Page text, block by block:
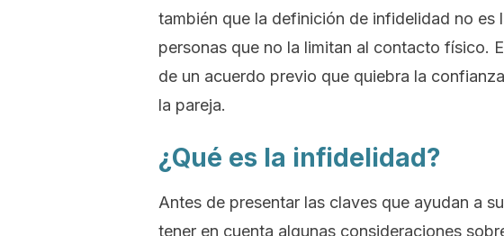
también que la definición de infidelidad no es
personas que no la limitan al contacto físico.
de un acuerdo previo que quiebra la
la pareja.
¿Qué es la infidelidad?
Antes de presentar las claves que ayudan a
tener en cuenta algunas consideraciones